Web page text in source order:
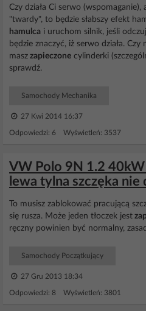
Czy działa Ci serwo (wspomaganie),
"twardy", to będzie słabszy efekt
hamulca i uruchom silnik, jeśli
będzie znaczyć, iż serwo działa. Czy
masz zapieczone cylinderki
sprawdź.
Samochody Mechanika
27 Kwi 2014 16:37
Odpowiedzi: 6 Wyświetleń: 3537
VW Polo 9N 1.2
lewa tylna szczęka nie
To musisz zablokować pracującą
się rusza. Może jeden tłoczek jest
ręczny powinien być normalny,
Samochody Początkujący
27 Gru 2013 18:34
Odpowiedzi: 8 Wyświetleń: 3801